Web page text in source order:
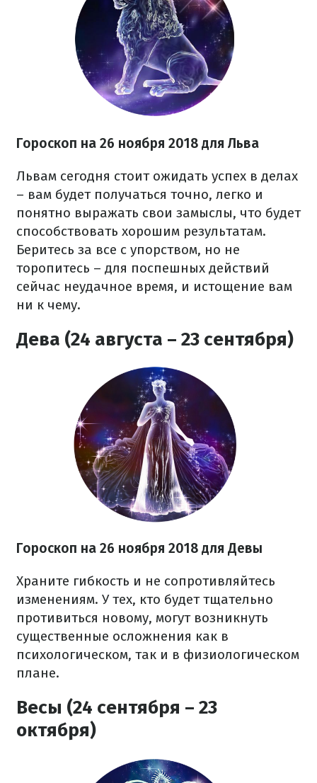
Гороскоп на 26 ноября 2018 для Льва
Львам сегодня стоит ожидать успех в делах
– вам будет получаться точно, легко и
понятно выражать свои замыслы, что будет
способствовать хорошим результатам.
Беритесь за все с упорством, но не
торопитесь – для поспешных действий
сейчас неудачное время, и истощение вам
ни к чему.
Дева (24 августа – 23 сентября)
Гороскоп на 26 ноября 2018 для Девы
Храните гибкость и не сопротивляйтесь
изменениям. У тех, кто будет тщательно
противиться новому, могут возникнуть
существенные осложнения как в
психологическом, так и в физиологическом
плане.
Весы (24 сентября – 23
октября)